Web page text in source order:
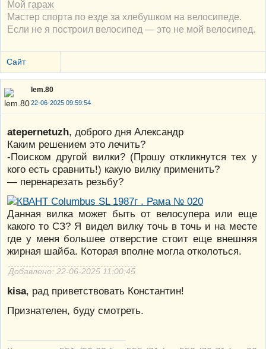
Мой гараж
Мастер спорта по езде за хлебушком на велосипеде.
Если не я построил велосипед — это не мой велосипед.
Сайт
lem.80
22-06-2025 09:59:54
atepernetuzh, доброго дня Александр
Каким решением это лечить?
-Поиском другой вилки? (Прошу откликнутся тех у
кого есть сравнить!) какую вилку применить?
— перенарезать резьбу?
Данная вилка может быть от велосупера или еще
какого то СЗ? Я видел вилку точь в точь и на месте
где у меня большее отверстие стоит еще внешняя
жирная шайба. Которая вполне могла отколоться.
Добавлено: 22-06-2025 11:00:45
kisa, рад приветствовать Константин!
Признателен, буду смотреть.